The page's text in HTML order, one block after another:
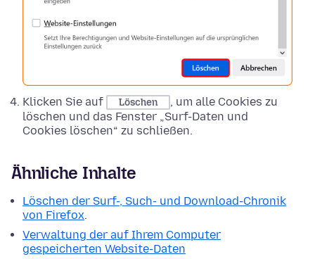
Klicken Sie auf Löschen
, um alle Cookies zu
löschen und das Fenster „Surf-Daten und
Cookies löschen“ zu schließen.
Ähnliche Inhalte
Löschen der Surf-, Such- und Download-Chronik
von Firefox.
Verwaltung der auf Ihrem Computer
gespeicherten Website-Daten